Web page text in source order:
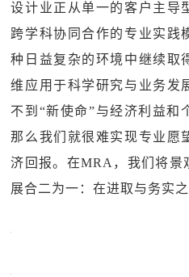
设计业正从单一的客户主导
跨学科协同合作的专业实践
种日益复杂的环境中继续取
维应用于科学研究与业务发
不到“新使命”与经济利益和
那么我们就很难实现专业愿
济回报。在MRA，我们将景
展合二为一：在进取与务实之